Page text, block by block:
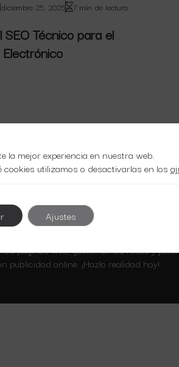
diciembre 25, 2025 7 min de lectura
Técnico para el
páginas web, gestionamos redes y
publicidad online. ¡Hazlo realidad hoy!
la mejor experiencia en nuestra web.
cookies utilizamos o desactivarlas en los
Ajustes